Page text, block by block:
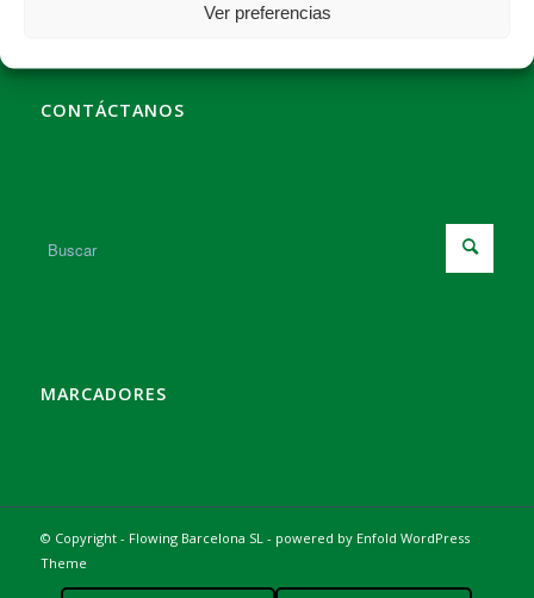
Ver preferencias
CONTÁCTANOS
MARCADORES
© Copyright - Flowing Barcelona SL - powered by Enfold WordPress
Theme